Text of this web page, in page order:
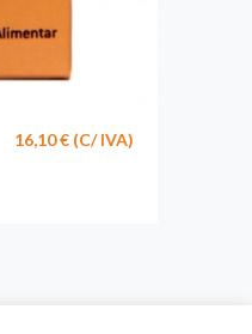
16,10 € (C/ IVA)